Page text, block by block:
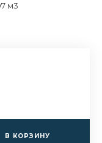
м3
В КОРЗИНУ